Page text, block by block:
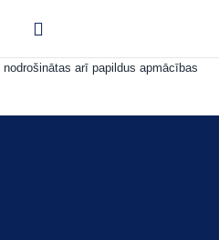
ir gatava operatīvi atbildēt uz
arī papildus apmācības